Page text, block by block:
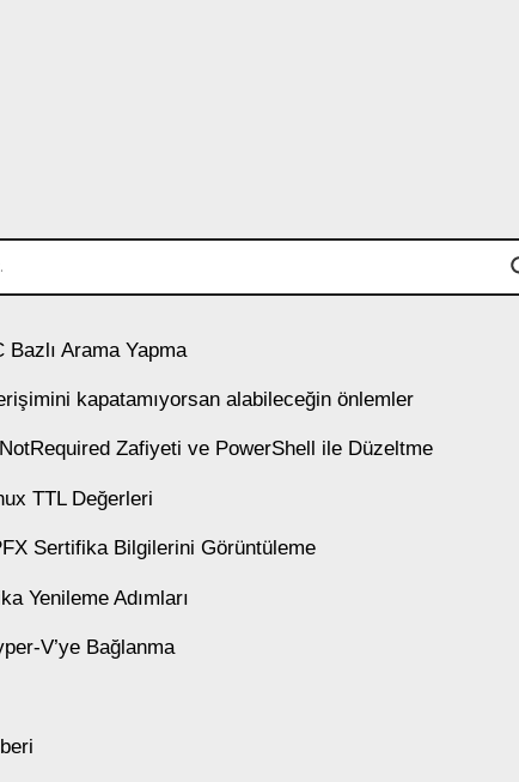
Arama Yapma
kapatamıyorsan alabileceğin önlemler
Zafiyeti ve PowerShell ile Düzeltme
TTL Değerleri
Sertifika Bilgilerini Görüntüleme
Yenileme Adımları
V’ye Bağlanma